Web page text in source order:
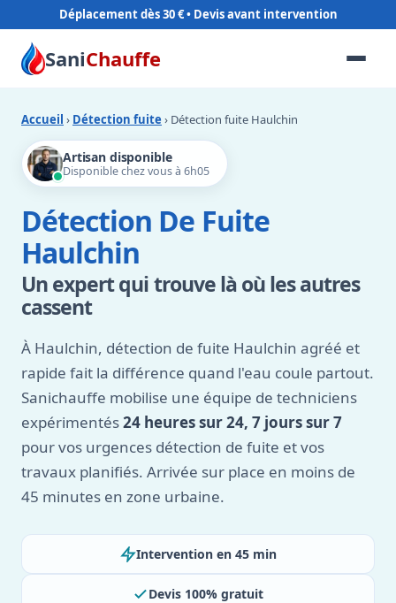
Déplacement dès 30 €
SaniChauffe
Accueil › Détection fuite › Détection fuite Haulchin
Artisan disponible
Disponible chez vous à 6h05
Détection De Fuite
Haulchin
Un expert qui trouve là où les autres
cassent
À Haulchin, détection de fuite Haulchin agréé et
rapide fait la différence quand l'eau coule partout.
Sanichauffe mobilise une équipe de techniciens
expérimentés24 heures sur 24, 7 jours sur 7
pour vos urgences détection de fuite et vos
travaux planifiés. Arrivée sur place en moins de
45 minutes en zone urbaine.
Intervention en 45 min
Devis 100% gratuit